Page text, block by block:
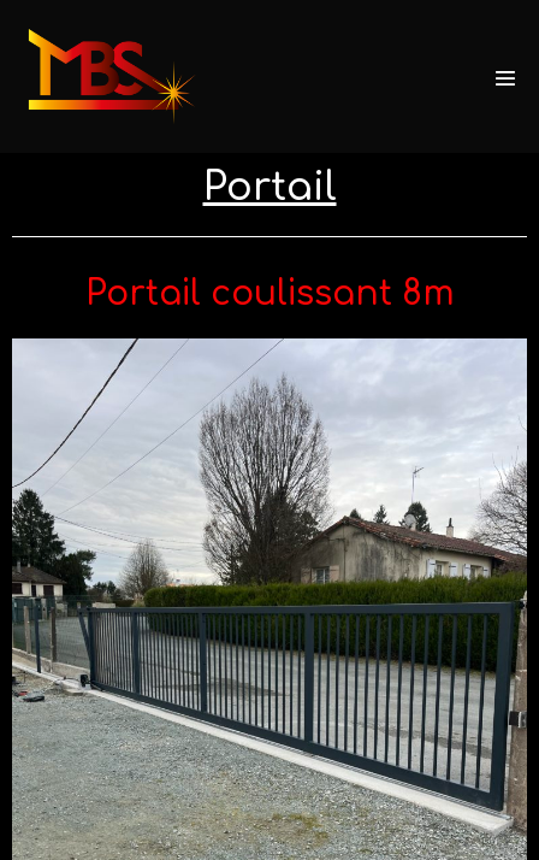
Portail
Portail coulissant 8m